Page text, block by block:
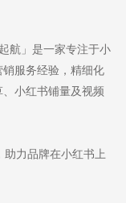
航」是一家专注于小
服务经验，精细化
小红书铺量及视频
力品牌在小红书上